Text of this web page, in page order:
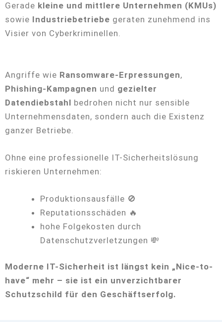
Gerade kleine und mittlere Unternehmen (KMUs)
sowie Industriebetriebe geraten zunehmend ins
Visier von Cyberkriminellen.
Angriffe wie Ransomware-Erpressungen,
Phishing-Kampagnen und gezielter
Datendiebstahl bedrohen nicht nur sensible
Unternehmensdaten, sondern auch die Existenz
ganzer Betriebe.
Ohne eine professionelle IT-Sicherheitslösung
riskieren Unternehmen:
Produktionsausfälle 🚫
Reputationsschäden 🔥
hohe Folgekosten durch
Datenschutzverletzungen 💸
Moderne IT-Sicherheit ist längst kein „Nice-to-
have“ mehr – sie ist ein unverzichtbarer
Schutzschild für den Geschäftserfolg.